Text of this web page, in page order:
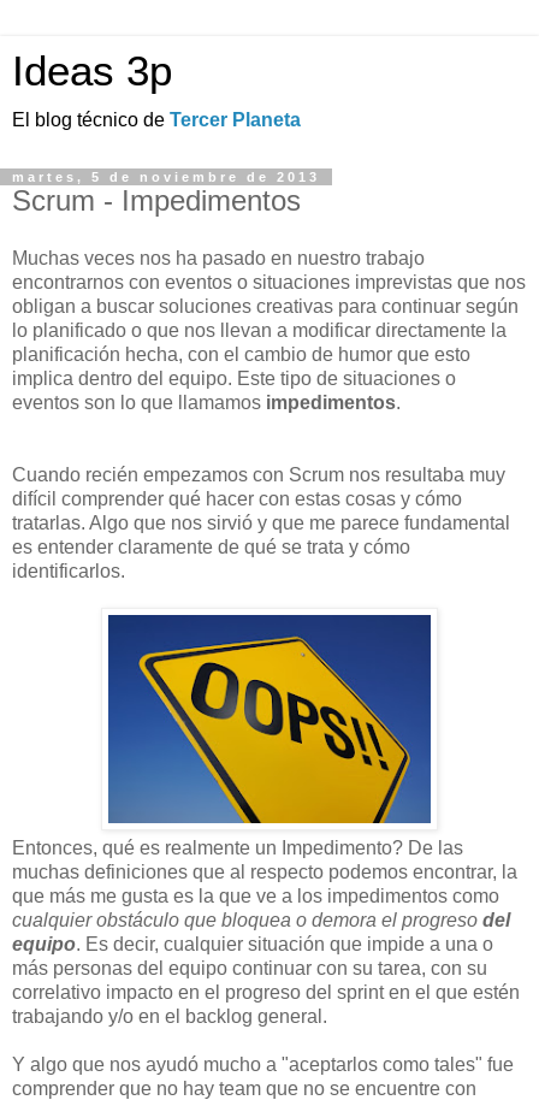
Ideas 3p
El blog técnico de Tercer Planeta
martes, 5 de noviembre de 2013
Scrum - Impedimentos
Muchas veces nos ha pasado en nuestro trabajo
encontrarnos con eventos o situaciones imprevistas que nos
obligan a buscar soluciones creativas para continuar según
lo planificado o que nos llevan a modificar directamente la
planificación hecha, con el cambio de humor que esto
implica dentro del equipo. Este tipo de situaciones o
eventos son lo que llamamos impedimentos.
Cuando recién empezamos con Scrum nos resultaba muy
difícil comprender qué hacer con estas cosas y cómo
tratarlas. Algo que nos sirvió y que me parece fundamental
es entender claramente de qué se trata y cómo
identificarlos.
Entonces, qué es realmente un Impedimento? De las
muchas definiciones que al respecto podemos encontrar, la
que más me gusta es la que ve a los impedimentos como
cualquier obstáculo que bloquea o demora el progreso del
equipo. Es decir, cualquier situación que impide a una o
más personas del equipo continuar con su tarea, con su
correlativo impacto en el progreso del sprint en el que estén
trabajando y/o en el backlog general.
Y algo que nos ayudó mucho a "aceptarlos como tales" fue
comprender que no hay team que no se encuentre con